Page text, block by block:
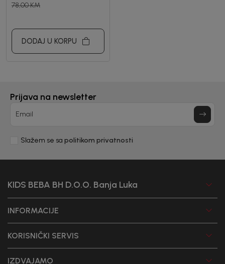
78,00KM
DODAJ U KORPU
Prijava na newsletter
Email
Slažem se sa politikom privatnosti
KIDS BEBA BH D.O.O. Banja Luka
INFORMACIJE
KORISNIČKI SERVIS
IZDVAJAMO